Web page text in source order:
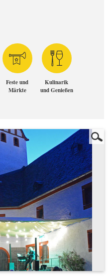
Feste und
Märkte
Kulinarik
und Genießen